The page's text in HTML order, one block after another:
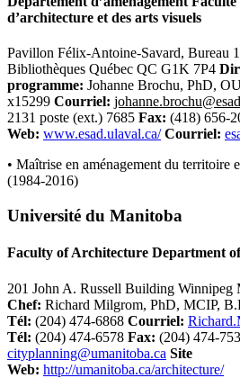
d’architecture et des arts visuels
Pavillon Félix-Antoine-Savard, Bureau
Bibliothèques Québec QC G1K 7P4
programme: Johanne Brochu, PhD,
x15299 Courriel:
2131 poste (ext.) 7685 Fax: (418) 656-
Web: www.esad.ulaval.ca/ Courriel:
• Maîtrise en aménagement du territoire
(1984-2016)
Université du Manitoba
Faculty of Architecture Department
201 John A. Russell Building
Chef: Richard Milgrom, PhD, MCIP,
Tél: (204) 474-6868 Courriel:
Tél: (204) 474-6578 Fax: (204) 474-
cityplanning@umanitoba.ca Site
Web: http://umanitoba.ca/architecture/